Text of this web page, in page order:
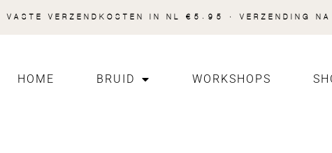
VASTE VERZENDKOSTEN IN NL €5.95 · VERZENDING
HOME BRUID WORKSHOPS